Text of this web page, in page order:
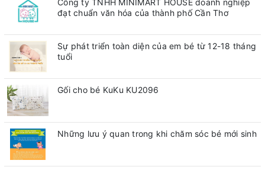
Công ty TNHH MINIMART HOUSE doanh nghiệp
đạt chuẩn văn hóa của thành phố Cần Thơ
Sự phát triển toàn diện của em bé từ 12-18 tháng
tuổi
Gối cho bé KuKu KU2096
Những lưu ý quan trong khi chăm sóc bé mới sinh